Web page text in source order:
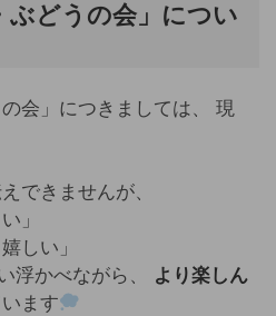
ぶどうの会」につい
会」につきましては、 現
できませんが、
」
しい」
浮かべながら、
より楽しん
ます